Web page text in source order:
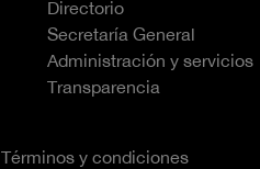
Directorio
Secretaría General
Administración y servicios
Transparencia
Términos y condiciones